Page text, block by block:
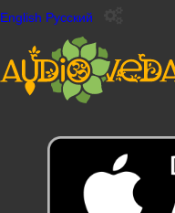
English Русский